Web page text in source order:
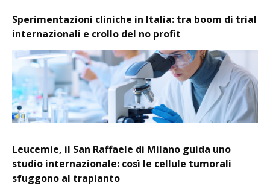
Sperimentazioni cliniche in Italia: tra boom di trial
internazionali e crollo del no profit
Leucemie, il San Raffaele di Milano guida uno
studio internazionale: così le cellule tumorali
sfuggono al trapianto